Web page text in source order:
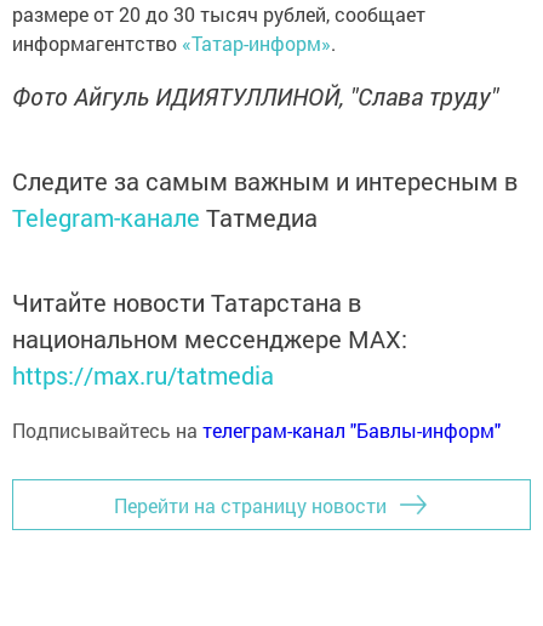
размере от 20 до 30 тысяч рублей, сообщает
информагентство «Татар-информ».
Фото Айгуль ИДИЯТУЛЛИНОЙ, "Слава труду"
Следите за самым важным и интересным в
Telegram-канале Татмедиа
Читайте новости Татарстана в
национальном мессенджере MАХ:
https://max.ru/tatmedia
Подписывайтесь на телеграм-канал "Бавлы-информ"
Перейти на страницу новости